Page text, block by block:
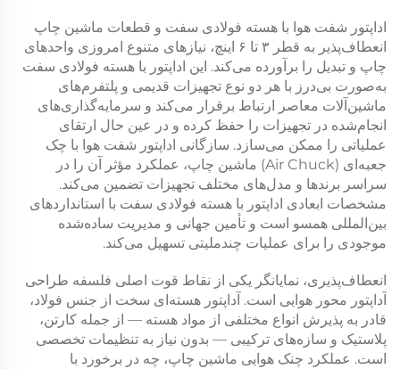
اداپتور شفت هوا با هسته فولادی سفت و قطعات ماشین چاپ
انعطاف‌پذیر به قطر ۳ تا ۶ اینچ، نیازهای متنوع امروزی واحدهای
چاپ و تبدیل را برآورده می‌کند. این اداپتور با هسته فولادی سفت
به‌صورت بی‌درز با هر دو نوع تجهیزات قدیمی و پلتفرم‌های
ماشین‌آلات معاصر ارتباط برقرار می‌کند و سرمایه‌گذاری‌های
انجام‌شده در تجهیزات را حفظ کرده و در عین حال ارتقای
عملیاتی را ممکن می‌سازد. سازگانی اداپتور شفت هوا با چک
جعبه‌ای (Air Chuck) ماشین چاپ، عملکرد مؤثر آن را در
سراسر برندها و مدل‌های مختلف تجهیزات تضمین می‌کند.
مشخصات ابعادی اداپتور با هسته فولادی سفت با استانداردهای
بین‌المللی همسو است و تأمین جهانی و مدیریت ساده‌شده
موجودی را برای عملیات چندملیتی تسهیل می‌کند.
انعطاف‌پذیری، نمایانگر یکی از نقاط قوت اصلی فلسفه طراحی
آداپتور محور هوایی است. آداپتور هسته‌ای سخت از جنس فولاد،
قادر به پذیرش انواع مختلفی از مواد هسته — از جمله کارتن،
پلاستیک و سازه‌های ترکیبی — بدون نیاز به تنظیمات تخصصی
است. عملکرد چنک هوایی ماشین چاپ، چه در برخورد با